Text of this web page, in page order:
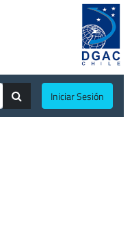
Iniciar Sesión